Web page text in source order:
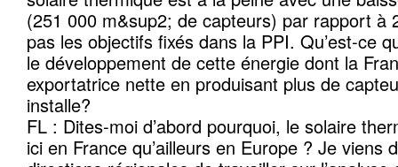
(251 000 m&sup2; de capteurs) par rapport à
pas les objectifs fixés dans la PPI. Qu’est-ce
le développement de cette énergie dont la
exportatrice nette en produisant plus de
installe?
FL : Dites-moi d’abord pourquoi, le solaire
ici en France qu’ailleurs en Europe ? Je viens